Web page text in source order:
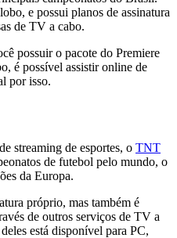
e possui planos de assinatura
de TV a cabo.
possuir o pacote do Premiere
é possível assistir online de
por isso.
streaming de esportes, o TNT
de futebol pelo mundo, o
da Europa.
próprio, mas também é
de outros serviços de TV a
está disponível para PC,